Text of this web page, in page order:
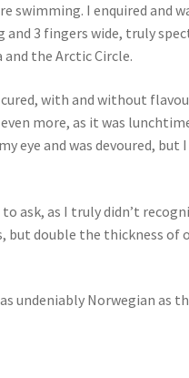
I enquired and
3 fingers wide, truly
the Arctic Circle.
with and without
more, as it was
eye and was devoured,
ask, as I truly didn’t
but double the thickness
undeniably Norwegian as